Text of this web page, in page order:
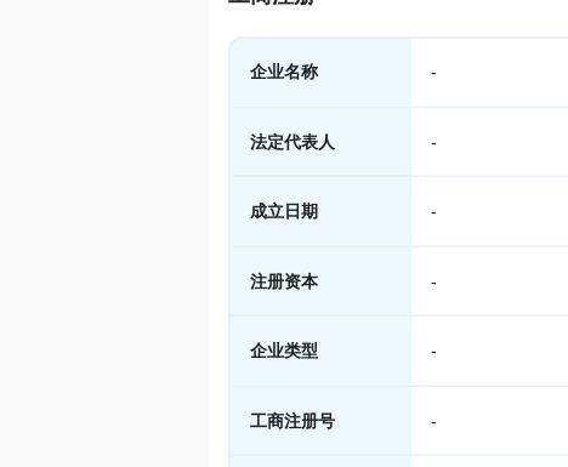
企业名称 -
法定代表人 -
成立日期 -
注册资本 -
企业类型 -
工商注册号 -